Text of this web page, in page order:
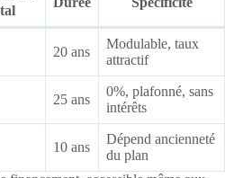
20 ans
Modulable, taux
attractif
25 ans
0%, plafonné, sans
intérêts
10 ans
Dépend ancienneté
du plan